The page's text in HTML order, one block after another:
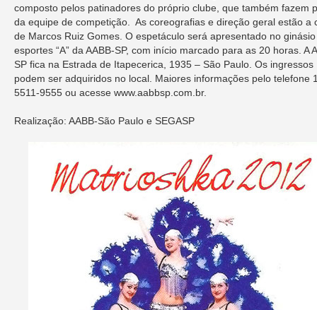
composto pelos patinadores do próprio clube, que também fazem
da equipe de competição. As coreografias e direção geral estão a
de Marcos Ruiz Gomes. O espetáculo será apresentado no
esportes “A” da AABB-SP, com início marcado para as 20 horas. A
SP fica na Estrada de Itapecerica, 1935 – São Paulo. Os ingressos
podem ser adquiridos no local. Maiores informações pelo telefone
5511-9555 ou acesse www.aabbsp.com.br.
Realização: AABB-São Paulo e SEGASP